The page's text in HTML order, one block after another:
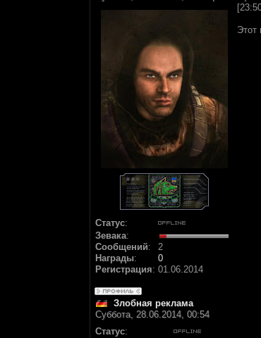
Статус:
Зевака:
Сообщений:
2
Награды:
0
Регистрация: 01.06.2014
Этот
Злобная реклама
Суббота, 28.06.2014, 00:54
Статус: